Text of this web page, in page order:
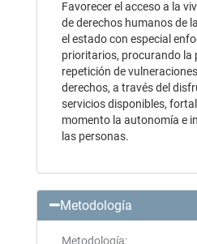
Favorecer el acceso a la
de derechos humanos de
el estado con especial
prioritarios, procurando la
repetición de
derechos, a través del
servicios disponibles,
momento la autonomía e
las personas.
Metodología
Metodología: